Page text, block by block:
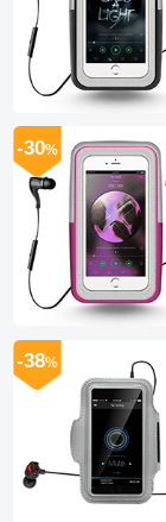
-30%
-38%